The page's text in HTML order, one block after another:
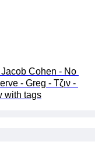
Cohen - No
- Greg - Τζιν -
with tags